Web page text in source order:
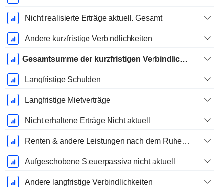
Nicht realisierte Erträge aktuell, Gesamt
Andere kurzfristige Verbindlichkeiten
Gesamtsumme der kurzfristigen Verbindlichkeiten
Langfristige Schulden
Langfristige Mietverträge
Nicht erhaltene Erträge Nicht aktuell
Renten & andere Leistungen nach dem Ruhestand
Aufgeschobene Steuerpassiva nicht aktuell
Andere langfristige Verbindlichkeiten